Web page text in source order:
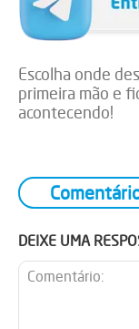
Escolha onde
primeira mão e
acontecendo!
DEIXE UMA